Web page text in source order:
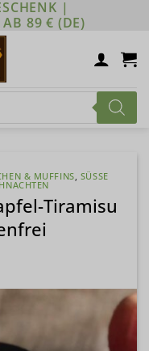
|
AB 89 € (DE)
& MUFFINS, SÜSSE R
Tiramisu